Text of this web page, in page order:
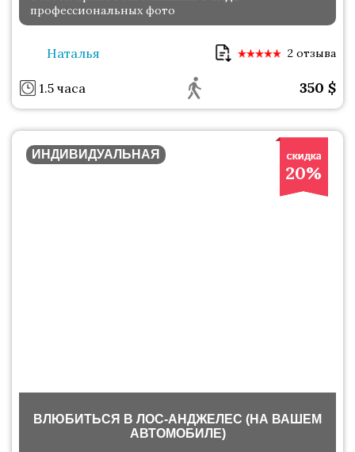
профессиональных фото
Наталья 2 отзыва
1.5 часа 350 $
20%
ИНДИВИДУАЛЬНАЯ
ВЛЮБИТЬСЯ В ЛОС-АНДЖЕЛЕС (НА ВАШЕМ
АВТОМОБИЛЕ)